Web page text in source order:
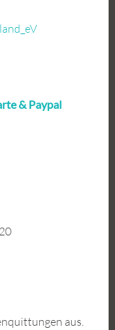
& Paypal
aus.